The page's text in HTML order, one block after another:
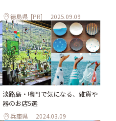
徳島県 [PR] 2025.09.09
淡路島・鳴門で気になる、雑貨や
器のお店5選
兵庫県 2024.03.09